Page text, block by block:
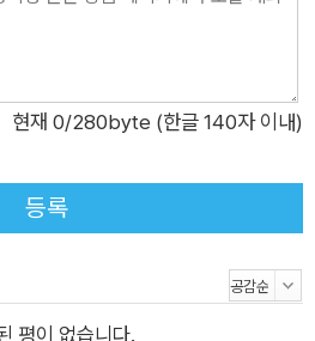
현재 0/280byte (한글 140자 이내)
등록
평이 없습니다.